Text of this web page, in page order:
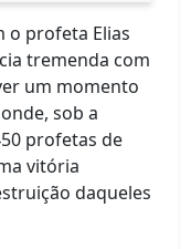
o profeta Elias
tremenda com
um momento
sob a
profetas de
vitória
daqueles